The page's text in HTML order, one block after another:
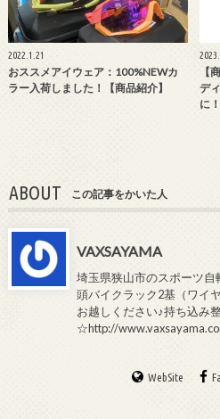
2022.1.21
おススメアイウェア：100%NEWカ
ラー入荷しました！【商品紹介】
【
デ
に！
ABOUT この記事をかいた人
VAXSAYAMA
埼玉県狭山市のスポーツ自
頭バイクラック2基（ワイ
お越しください♪持ち込み
☆http://
WebSite